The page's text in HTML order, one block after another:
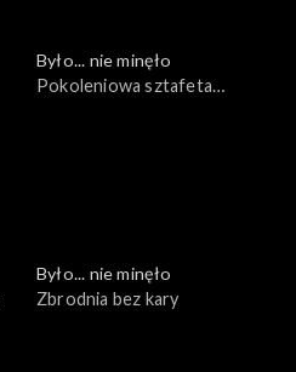
Było... nie minęło
Pokoleniowa sztafeta
Było... nie minęło
Zbrodnia bez kary